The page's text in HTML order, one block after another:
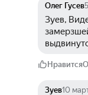
Олег Гусев
Зуев,
Нравится
Зуев10